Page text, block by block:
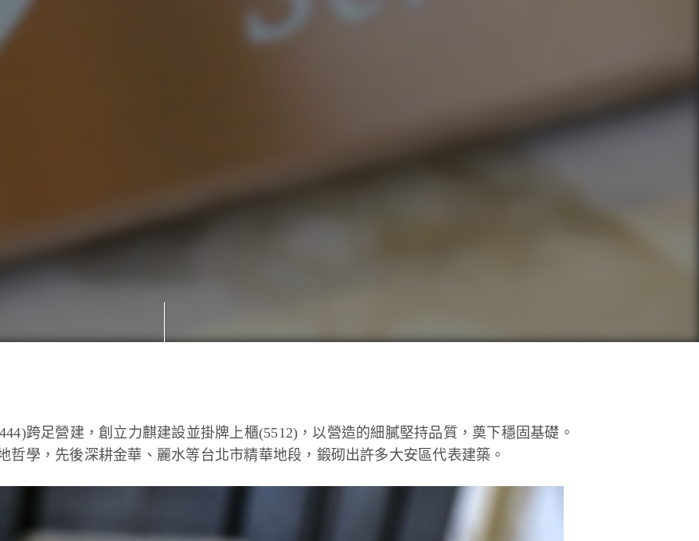
跨足營建，創立力麒建設並掛牌上櫃(5512)，以營造的細膩堅持品質，奠下穩固基礎。
哲學，先後深耕金華、麗水等台北市精華地段，鍛砌出許多大安區代表建築。